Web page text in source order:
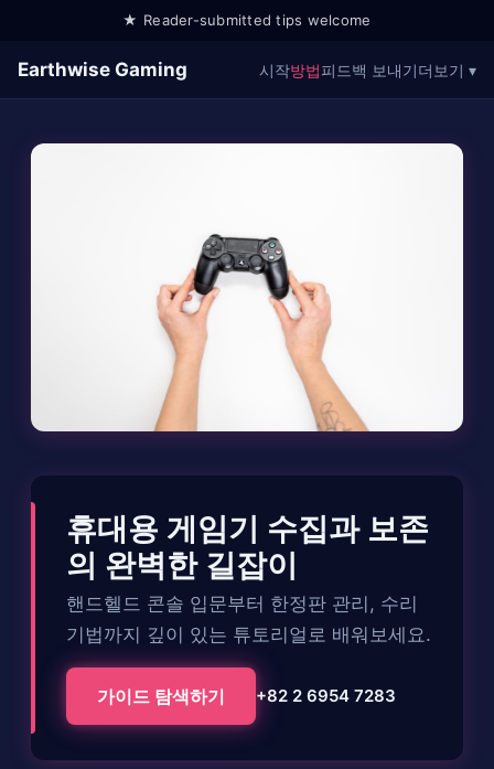
★ Reader-submitted tips welcome
Earthwise Gaming 시작방법피드백 보내기더보기 ▾
휴대용 게임기 수집과 보존
의 완벽한 길잡이
핸드헬드 콘솔 입문부터 한정판 관리, 수리
기법까지 깊이 있는 튜토리얼로 배워보세요.
가이드 탐색하기 +82 2 6954 7283